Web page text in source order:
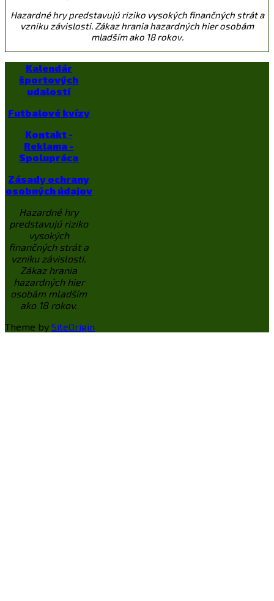
Hazardné hry predstavujú riziko vysokých finančných strát a
vzniku závislosti. Zákaz hrania hazardných hier osobám
mladším ako 18 rokov.
Kalendár
športových
udalostí
Futbalové kvízy
Kontakt -
Reklama -
Spolupráca
Zásady ochrany
osobných údajov
Hazardné hry
predstavujú riziko
vysokých
finančných strát a
vzniku závislosti.
Zákaz hrania
hazardných hier
osobám mladším
ako 18 rokov.
Theme by SiteOrigin